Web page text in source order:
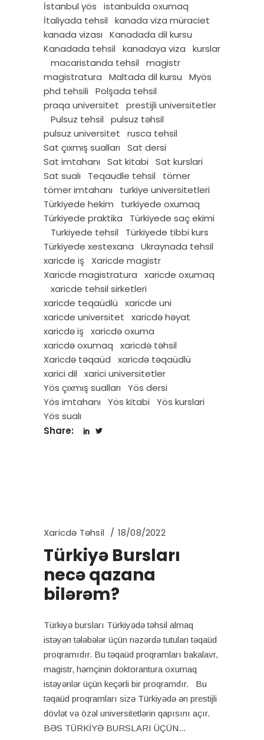
İstanbul yös
istanbulda oxumaq
İtaliyada tehsil
kanada viza müraciet
kanada vizası
Kanadada dil kursu
Kanadada tehsil
kanadaya viza
kurslar
macaristanda tehsil
magistr
magistratura
Maltada dil kursu
Myös
phd tehsili
Polşada tehsil
praqa universitet
prestijli universitetler
Pulsuz tehsil
pulsuz təhsil
pulsuz universitet
rusca tehsil
Sat çıxmış sualları
Sat dersi
Sat imtahanı
Sat kitabi
Sat kurslari
Sat sualı
Teqaudle tehsil
tömer
tömer imtahanı
turkiye universitetleri
Türkiyede hekim
turkiyede oxumaq
Türkiyede praktika
Türkiyede saç ekimi
Turkiyede tehsil
Türkiyede tibbi kurs
Türkiyede xestexana
Ukraynada tehsil
xaricde iş
Xaricde magistr
Xaricde magistratura
xaricde oxumaq
xaricde tehsil sirketleri
xaricde teqaüdlü
xaricde uni
xaricde universitet
xaricdə həyat
xaricdə iş
xaricdə oxuma
xaricdə oxumaq
xaricdə təhsil
Xaricdə təqaüd
xaricdə təqaüdlü
xarici dil
xarici universitetler
Yös çıxmış sualları
Yös dersi
Yös imtahanı
Yös kitabi
Yös kurslari
Yös sualı
Share:
Xaricdə Təhsil 18/08/2022
Türkiyə Bursları
necə qazana
bilərəm?
Türkiyə bursları Türkiyədə təhsil almaq
istəyən tələbələr üçün nəzərdə tutulan təqaüd
proqramıdır. Bu təqaüd proqramları bakalavr,
magistr, həmçinin doktorantura oxumaq
istəyənlər üçün keçərli bir proqramdır. Bu
təqaüd proqramları sizə Türkiyədə ən prestijli
dövlət və özəl universitetlərin qapısını açır.
BƏS TÜRKİYƏ BURSLARI ÜÇÜN